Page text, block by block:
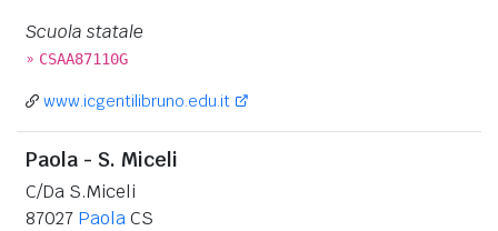
Scuola statale
» CSAA87110G
www.icgentilibruno.edu.it
Paola - S. Miceli
C/Da S.Miceli
87027 PaolaCS